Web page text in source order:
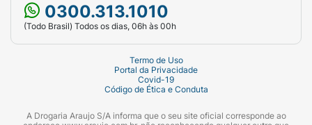
Linha:Biscrok.
Produto:Petisco / Biscoito Canino.
Cães Adultos de Raças
Sabor:Maçã, Linhaça e Aveia.
0300.313.1010
(Todo Brasil) Todos os dias, 06h às 00h
Termo de Uso
Portal da Privacidade
Covid-19
Código de Ética e Conduta
A Drogaria Araujo S/A informa que o seu site oficial corresponde ao